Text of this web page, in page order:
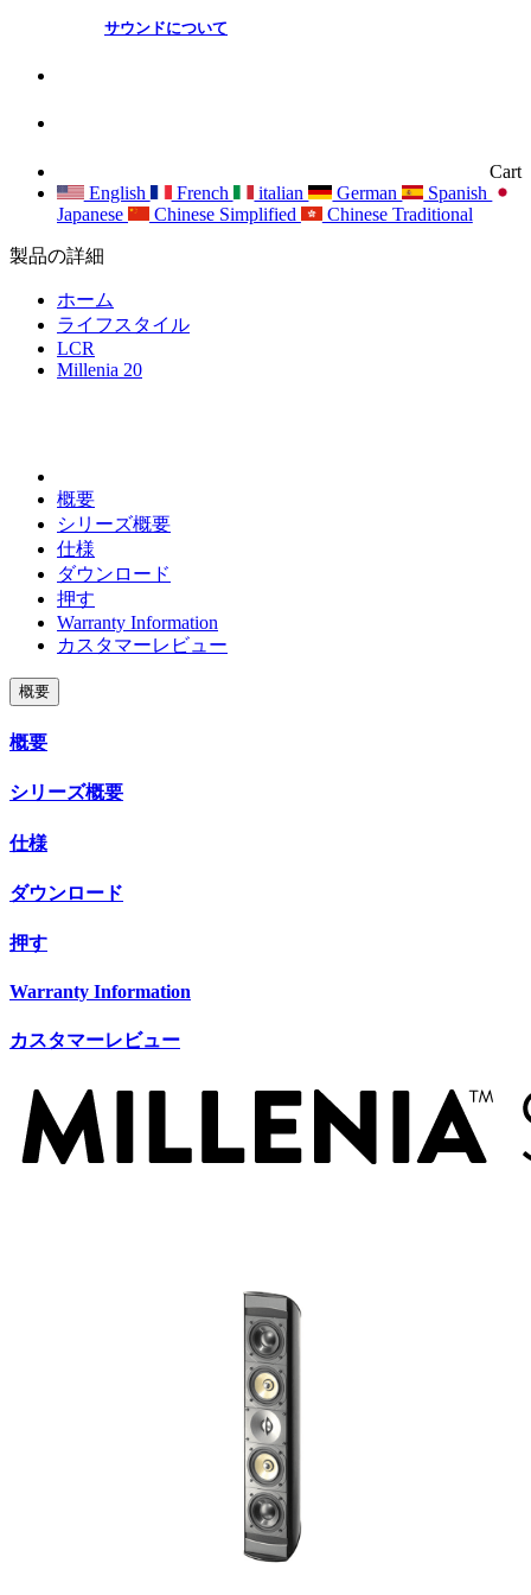
サウンドについて
Cart
English
French italian German
Spanish
Japanese
Chinese Simplified Chinese Traditional
製品の詳細
ホーム
ライフスタイル
LCR
Millenia 20
概要
シリーズ概要
仕様
ダウンロード
押す
Warranty Information
カスタマーレビュー
概要
概要
シリーズ概要
仕様
ダウンロード
押す
Warranty Information
カスタマーレビュー